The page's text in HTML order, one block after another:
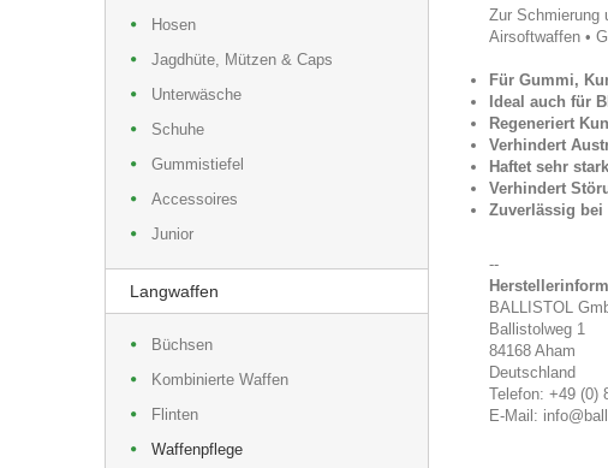
Hosen
Jagdhüte, Mützen & Caps
Unterwäsche
Schuhe
Gummistiefel
Accessoires
Junior
Langwaffen
Büchsen
Kombinierte Waffen
Flinten
Waffenpflege
Zur Schmierung
Airsoftwaffen •
Für Gummi,
Ideal auch für
Regeneriert
Verhindert
Haftet sehr
Verhindert
Zuverlässig bei
--
BALLISTOL
Ballistolweg 1
84168 Aham
Deutschland
Telefon: +49 (0)
E-Mail: